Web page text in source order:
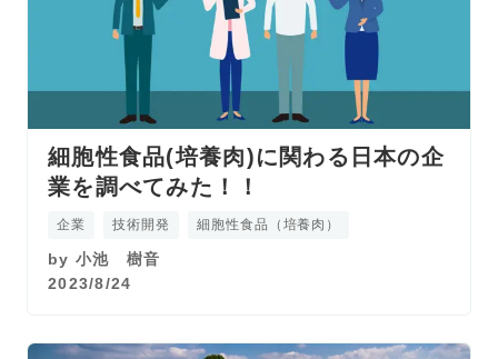
細胞性食品(培養肉)に関わる日本の企
業を調べてみた！！
企業 技術開発 細胞性食品（培養肉）
by 小池 樹音
2023/8/24